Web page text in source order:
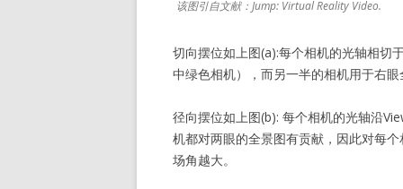
该图引自文献：Jump: Virtual Reality Video.
切向摆位如上图(a):每个相机的光轴相切
中绿色相机），而另一半的相机用于右
径向摆位如上图(b): 每个相机的光轴沿
机都对两眼的全景图有贡献，因此对每
场角越大。